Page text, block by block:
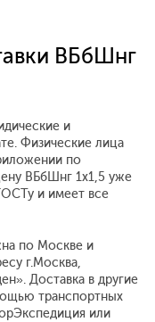
ВБбШнг
и
Физические лица
по
ВБбШнг 1x1,5 уже
и имеет все
по Москве и
г.Москва,
Доставка в другие
транспортных
или